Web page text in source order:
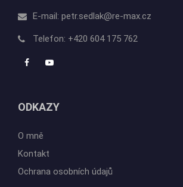
E-mail: petr.sedlak@re-max.cz
Telefon: +420 604 175 762
ODKAZY
O mně
Kontakt
Ochrana osobních údajů